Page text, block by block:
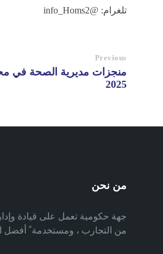
تلغرام: @info_Homs2
Previous
منجزات مديرية الصحة في
2025
من نحن
جهة حكومية تعمل على قيادة
من التجارب ، ومستخدمة ً أفضل